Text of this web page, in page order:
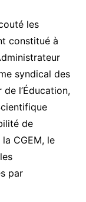
les
constitué à
syndical des
l’Éducation,
de
CGEM, le
par